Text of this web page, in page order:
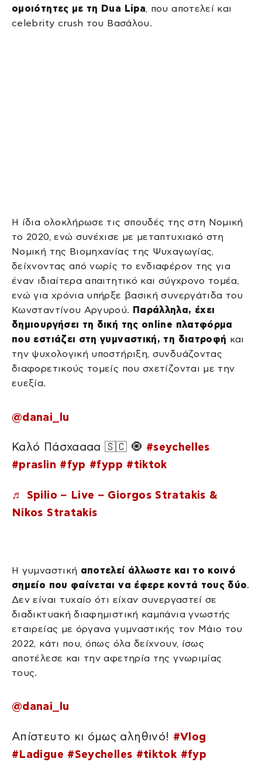
ομοιότητες με τη Dua Lipa, που αποτελεί και
celebrity crush του Βασάλου.
Η ίδια ολοκλήρωσε τις σπουδές της στη Νομική
το 2020, ενώ συνέχισε με μεταπτυχιακό στη
Νομική της Βιομηχανίας της Ψυχαγωγίας,
δείχνοντας από νωρίς το ενδιαφέρον της για
έναν ιδιαίτερα απαιτητικό και σύγχρονο τομέα,
ενώ για χρόνια υπήρξε βασική συνεργάτιδα του
Κωνσταντίνου Αργυρού. Παράλληλα, έχει
δημιουργήσει τη δική της online πλατφόρμα
που εστιάζει στη γυμναστική, τη διατροφή και
την ψυχολογική υποστήριξη, συνδυάζοντας
διαφορετικούς τομείς που σχετίζονται με την
ευεξία.
@danai_lu
Καλό Πάσχαααα 🇸🇨 🧿 #seychelles
#praslin #fyp #fypp #tiktok
♬ Spilio – Live – Giorgos Stratakis &
Nikos Stratakis
Η γυμναστική αποτελεί άλλωστε και το κοινό
σημείο που φαίνεται να έφερε κοντά τους δύο.
Δεν είναι τυχαίο ότι είχαν συνεργαστεί σε
διαδικτυακή διαφημιστική καμπάνια γνωστής
εταιρείας με όργανα γυμναστικής τον Μάιο του
2022, κάτι που, όπως όλα δείχνουν, ίσως
αποτέλεσε και την αφετηρία της γνωριμίας
τους.
@danai_lu
Απίστευτο κι όμως αληθινό! #Vlog
#Ladigue #Seychelles #tiktok #fyp